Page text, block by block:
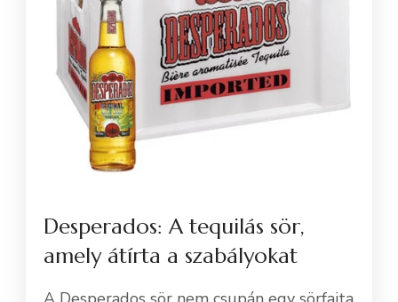
Desperados: A tequilás sör,
amely átírta a szabályokat